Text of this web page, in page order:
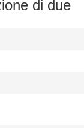
di due